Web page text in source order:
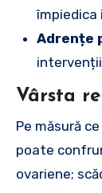
împiedica
Adrențe
Vârsta
Pe măsură
poate
ovariene;